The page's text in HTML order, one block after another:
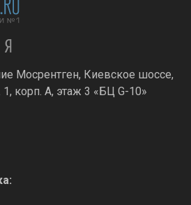
Мосрентген, Киевское шоссе,
корп. А, этаж 3 «БЦ G-10»